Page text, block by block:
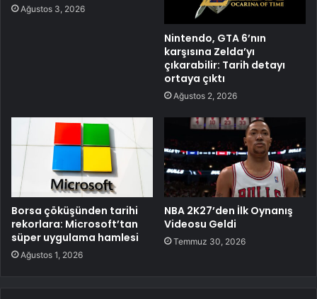
Ağustos 3, 2026
Nintendo, GTA 6’nın
karşısına Zelda’yı
çıkarabilir: Tarih detayı
ortaya çıktı
Ağustos 2, 2026
Borsa çöküşünden tarihi
rekorlara: Microsoft’tan
süper uygulama hamlesi
Ağustos 1, 2026
NBA 2K27’den İlk Oynanış
Videosu Geldi
Temmuz 30, 2026